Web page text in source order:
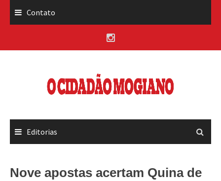
Contato
Editorias
Nove apostas acertam Quina de